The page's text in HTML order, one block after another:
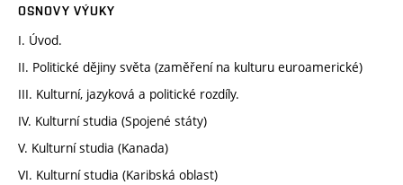
OSNOVY VÝUKY
I. Úvod.
II. Politické dějiny světa (zaměření na kulturu euroamerické)
III. Kulturní, jazyková a politické rozdíly.
IV. Kulturní studia (Spojené státy)
V. Kulturní studia (Kanada)
VI. Kulturní studia (Karibská oblast)